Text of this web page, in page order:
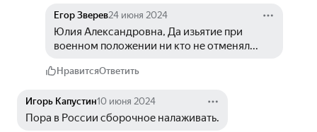
Егор Зверев24 июня 2024
Юлия Александровна, Да изьятие при
военном положении ни кто не отменял...
НравитсяОтветить
Игорь Капустин10 июня 2024
Пора в России сборочное налаживать.